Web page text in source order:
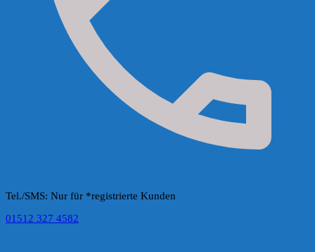
Tel./SMS: Nur für *registrierte Kunden
01512 327 4582